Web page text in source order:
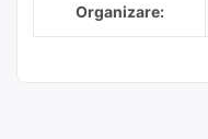
Organizare: